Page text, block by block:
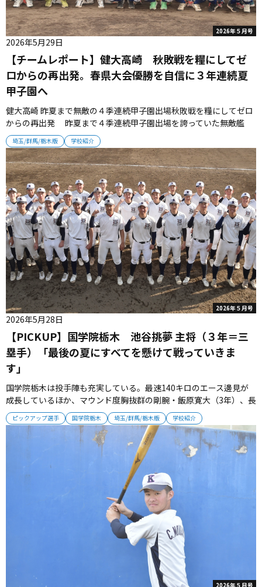
2026年５月号
埼玉/群馬/栃木版 学校紹介
【チームレポート】健大高崎 秋敗戦を糧にしてゼ
ロからの再出発。春県大会優勝を自信に３年連続夏
甲子園へ
2026年5月29日
健大高崎 昨夏まで無敵の４季連続甲子園出場秋敗戦を糧にしてゼロ
からの再出発 昨夏まで４季連続甲子園出場を誇っていた無敵艦
隊・健大高崎が、昨秋県大会で桐生第一に敗れて進撃が止まった。
敗戦を受け止めて冬のトレーニングに臨んだ選手たちは、再起を誓
ってリスタートを切った。 ■県内33連勝で止まった進撃 健大高崎
は2024年...
2026年５月号
ピックアップ選手 国学院栃木 埼玉/群馬/栃木版 学校紹介
【PICKUP】国学院栃木 池谷挑夢 主将（３年＝三
塁手）「最後の夏にすべてを懸けて戦っていきま
す」
2026年5月28日
国学院栃木は投手陣も充実している。最速140キロのエース邊見が
成長しているほか、マウンド度胸抜群の剛腕・飯原寛大（3年）、長
身右腕・横山遼太（3年）ら実力派が揃う。 投打のバランスは県屈
指で、2022年夏以来４年ぶりの甲子園が視野に入る。チームスロー
ガンは「常笑」。野球を本気で楽しみながら頂点を目指す。 文武両
2026年５月号